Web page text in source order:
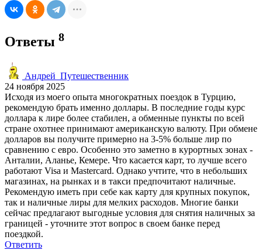
Ответы 8
Андрей_Путешественник
24 ноября 2025
Исходя из моего опыта многократных поездок в Турцию,
рекомендую брать именно доллары. В последние годы курс
доллара к лире более стабилен, а обменные пункты по всей
стране охотнее принимают американскую валюту. При обмене
долларов вы получите примерно на 3-5% больше лир по
сравнению с евро. Особенно это заметно в курортных зонах -
Анталии, Аланье, Кемере. Что касается карт, то лучше всего
работают Visa и Mastercard. Однако учтите, что в небольших
магазинах, на рынках и в такси предпочитают наличные.
Рекомендую иметь при себе как карту для крупных покупок,
так и наличные лиры для мелких расходов. Многие банки
сейчас предлагают выгодные условия для снятия наличных за
границей - уточните этот вопрос в своем банке перед
поездкой.
Ответить